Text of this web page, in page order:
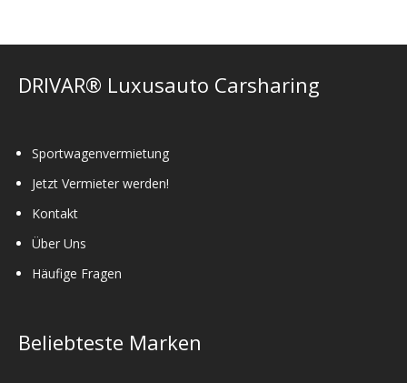
DRIVAR® Luxusauto Carsharing
Sportwagenvermietung
Jetzt Vermieter werden!
Kontakt
Über Uns
Häufige Fragen
Beliebteste Marken